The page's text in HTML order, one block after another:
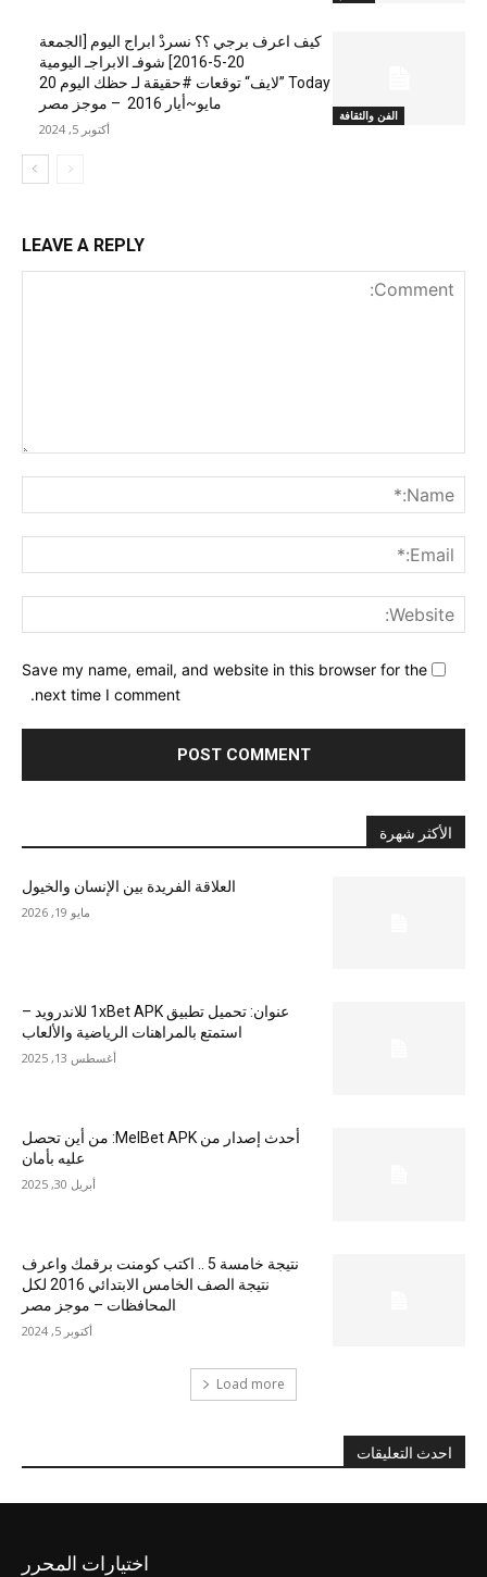
الفن والثقافة
كيف اعرف برجي ؟؟ نسردْ ابراج اليوم [الجمعة
20-5-2016] شوفـ الابراجـ اليومية
Today ”لايف“ توقعات #حقيقة لـ حظك اليوم 20
مايو~أيار 2016 – موجز مصر
أكتوبر 5, 2024
LEAVE A REPLY
Save my name, email, and website in this browser for the
next time I comment.
الأكثر شهرة
العلاقة الفريدة بين الإنسان والخيول
مايو 19, 2026
عنوان: تحميل تطبيق 1xBet APK للاندرويد –
استمتع بالمراهنات الرياضية والألعاب
أغسطس 13, 2025
أحدث إصدار من MelBet APK: من أين تحصل
عليه بأمان
أبريل 30, 2025
نتيجة خامسة 5 .. اكتب كومنت برقمك واعرف
نتيجة الصف الخامس الابتدائي 2016 لكل
المحافظات – موجز مصر
أكتوبر 5, 2024
Load more
احدث التعليقات
اختيارات المحرر